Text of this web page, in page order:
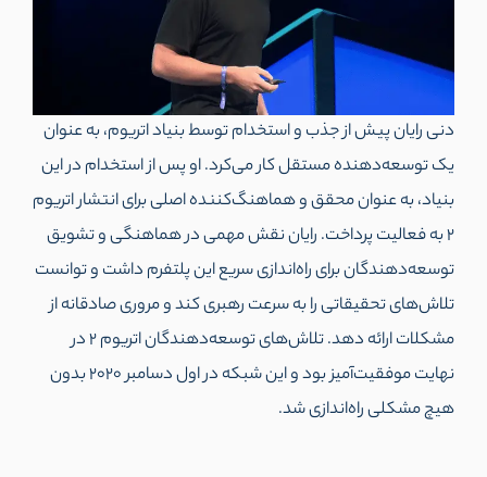
دنی رایان پیش از جذب و استخدام توسط بنیاد اتریوم، به عنوان
یک توسعه‌دهنده مستقل کار می‌کرد. او پس از استخدام در این
بنیاد، به عنوان محقق و هماهنگ‌کننده اصلی برای انتشار اتریوم
2 به فعالیت پرداخت. رایان نقش مهمی در هماهنگی و تشویق
توسعه‌دهندگان برای راه‌اندازی سریع این پلتفرم داشت و توانست
تلاش‌های تحقیقاتی را به سرعت رهبری کند و مروری صادقانه از
مشکلات ارائه دهد. تلاش‌های توسعه‌دهندگان اتریوم 2 در
نهایت موفقیت‌آمیز بود و این شبکه در اول دسامبر 2020 بدون
هیچ مشکلی راه‌اندازی شد.